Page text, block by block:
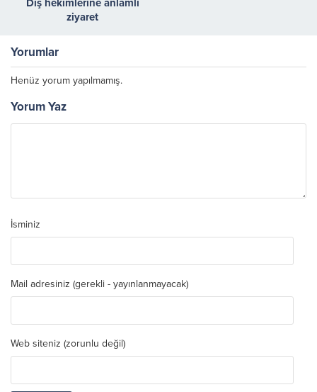
Diş hekimlerine anlamlı
ziyaret
Yorumlar
Henüz yorum yapılmamış.
Yorum Yaz
İsminiz
Mail adresiniz (gerekli - yayınlanmayacak)
Web siteniz (zorunlu değil)